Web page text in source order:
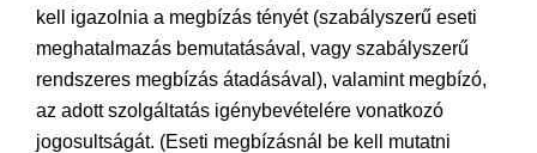
kell igazolnia a megbízás tényét (szabályszerű eseti
meghatalmazás bemutatásával, vagy szabályszerű
rendszeres megbízás átadásával), valamint megbízó,
az adott szolgáltatás igénybevételére vonatkozó
jogosultságát. (Eseti megbízásnál be kell mutatni